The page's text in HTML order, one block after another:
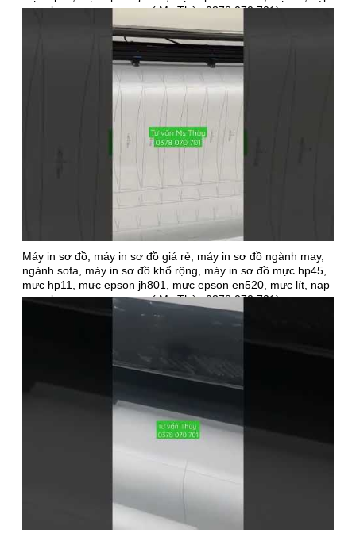
mực, bơm mực, sạc mực ( Ms Thùy 0378 070 701)
Máy in sơ đồ, máy in sơ đồ giá rẻ, máy in sơ đồ ngành may,
ngành sofa, máy in sơ đồ khổ rộng, máy in sơ đồ mực hp45,
mực hp11, mực epson jh801, mực epson en520, mực lít, nạp
mực, bơm mực, sạc mực ( Ms Thùy 0378 070 701)